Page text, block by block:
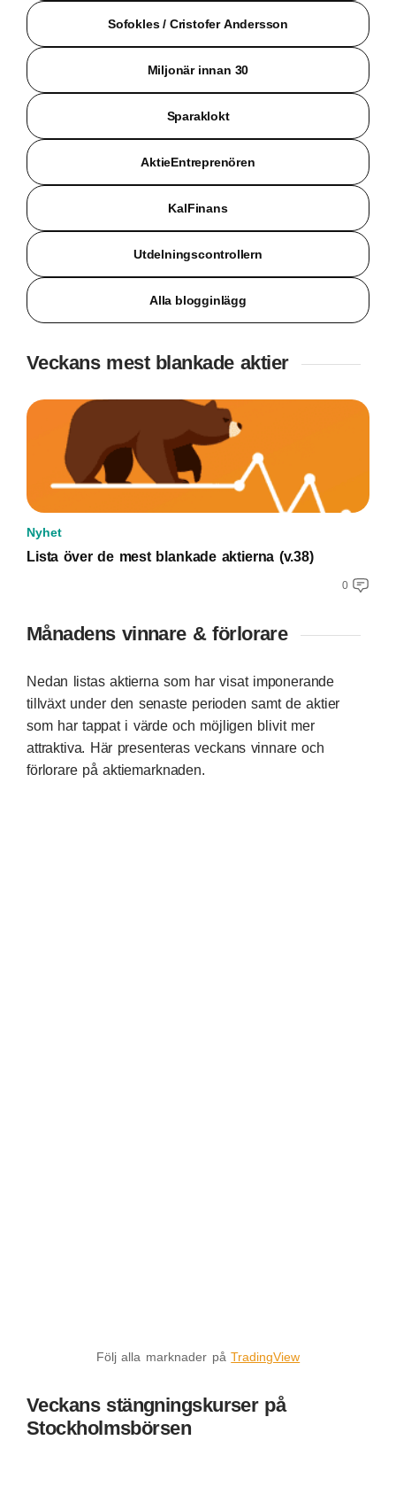
Sofokles / Cristofer Andersson
Miljonär innan 30
Sparaklokt
AktieEntreprenören
KalFinans
Utdelningscontrollern
Alla blogginlägg
Veckans mest blankade aktier
Nyhet
Lista över de mest blankade aktierna (v.38)
0
Månadens vinnare & förlorare
Nedan listas aktierna som har visat imponerande
tillväxt under den senaste perioden samt de aktier
som har tappat i värde och möjligen blivit mer
attraktiva. Här presenteras veckans vinnare och
förlorare på aktiemarknaden.
Följ alla marknader påTradingView
Veckans stängningskurser på
Stockholmsbörsen